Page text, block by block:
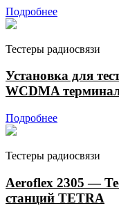
Подробнее
Тестеры радиосвязи
Установка для
WCDMA
Подробнее
Тестеры радиосвязи
Aeroflex 2305 —
станций TETRA